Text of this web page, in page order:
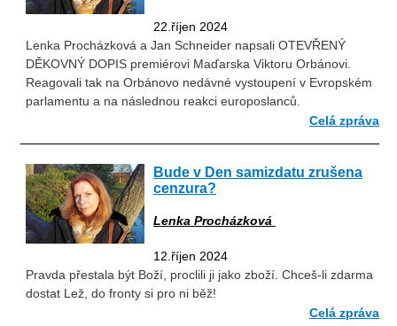
22.říjen 2024
Lenka Procházková a Jan Schneider napsali OTEVŘENÝ
DĚKOVNÝ DOPIS premiérovi Maďarska Viktoru Orbánovi.
Reagovali tak na Orbánovo nedávné vystoupení v Evropském
parlamentu a na následnou reakci europoslanců.
Celá zpráva
Bude v Den samizdatu zrušena
cenzura?
Lenka Procházková
12.říjen 2024
Pravda přestala být Boží, proclili ji jako zboží. Chceš-li zdarma
dostat Lež, do fronty si pro ni běž!
Celá zpráva